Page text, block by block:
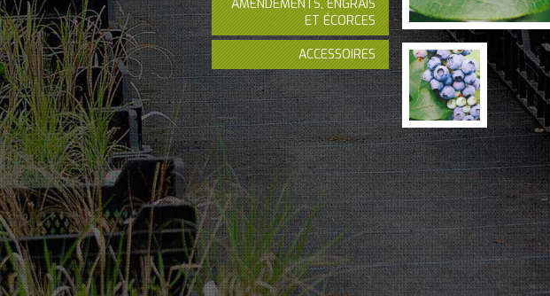
AMENDEMENTS, ENGRAIS
ET ÉCORCES
ACCESSOIRES